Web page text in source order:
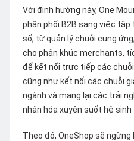
Với định hướng này, One
phân phối B2B sang việc
số, từ quản lý chuỗi cung
cho phân khúc merchants,
để kết nối trực tiếp các
cũng như kết nối các chuỗi
ngành và mang lại các trải
nhân hóa xuyên suốt hệ sinh
Theo đó, OneShop sẽ